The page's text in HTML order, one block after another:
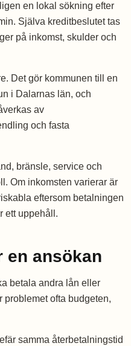
en lokal sökning efter
Själva kreditbeslutet tas
på inkomst, skulder och
Det gör kommunen till en
i Dalarnas län, och
av
och fasta
bränsle, service och
Om inkomsten varierar är
eftersom betalningen
ett uppehåll.
en ansökan
betala andra lån eller
problemet ofta budgeten,
samma återbetalningstid